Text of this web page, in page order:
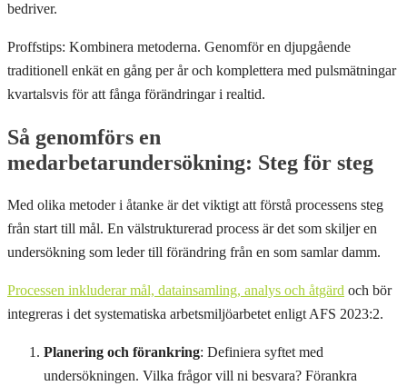
bedriver.
Proffstips: Kombinera metoderna. Genomför en djupgående
traditionell enkät en gång per år och komplettera med pulsmätningar
kvartalsvis för att fånga förändringar i realtid.
Så genomförs en
medarbetarundersökning: Steg för steg
Med olika metoder i åtanke är det viktigt att förstå processens steg
från start till mål. En välstrukturerad process är det som skiljer en
undersökning som leder till förändring från en som samlar damm.
Processen inkluderar mål, datainsamling, analys och åtgärd och bör
integreras i det systematiska arbetsmiljöarbetet enligt AFS 2023:2.
Planering och förankring: Definiera syftet med
undersökningen. Vilka frågor vill ni besvara? Förankra